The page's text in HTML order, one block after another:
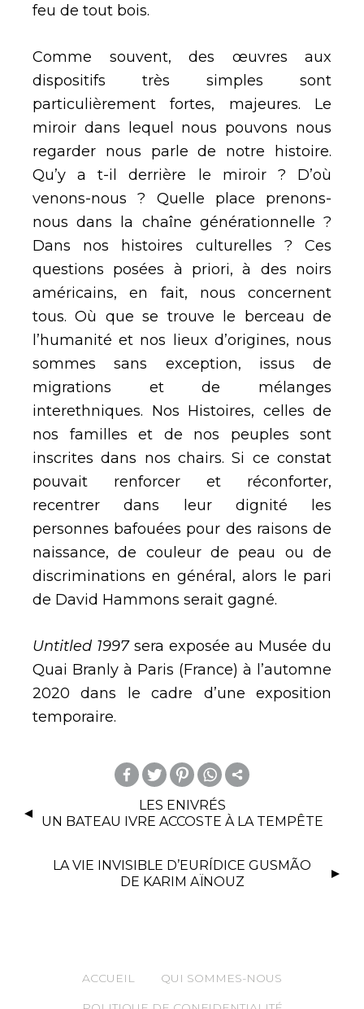
feu de tout bois.
Comme souvent, des œuvres aux
dispositifs très simples sont
particulièrement fortes, majeures. Le
miroir dans lequel nous pouvons nous
regarder nous parle de notre histoire.
Qu’y a t-il derrière le miroir ? D’où
venons-nous ? Quelle place prenons-
nous dans la chaîne générationnelle ?
Dans nos histoires culturelles ? Ces
questions posées à priori, à des noirs
américains, en fait, nous concernent
tous. Où que se trouve le berceau de
l’humanité et nos lieux d’origines, nous
sommes sans exception, issus de
migrations et de mélanges
interethniques. Nos Histoires, celles de
nos familles et de nos peuples sont
inscrites dans nos chairs. Si ce constat
pouvait renforcer et réconforter,
recentrer dans leur dignité les
personnes bafouées pour des raisons de
naissance, de couleur de peau ou de
discriminations en général, alors le pari
de David Hammons serait gagné.
Untitled 1997sera exposée au Musée du
Quai Branly à Paris (France) à l’automne
2020 dans le cadre d’une exposition
temporaire.
or
LES ENIVRÉS
UN BATEAU IVRE ACCOSTE À LA TEMPÊTE
LA VIE INVISIBLE D’EURÍDICE GUSMÃO
DE KARIM AÏNOUZ
ACCUEIL
QUI SOMMES-NOUS